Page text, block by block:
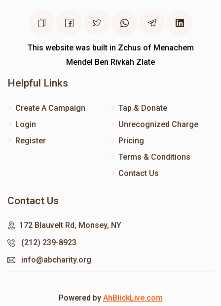
This website was built in Zchus of Menachem
Mendel Ben Rivkah Zlate
Helpful Links
Create A Campaign
Login
Register
Tap & Donate
Unrecognized Charge
Pricing
Terms & Conditions
Contact Us
Contact Us
172 Blauvelt Rd, Monsey, NY
(212) 239-8923
info@abcharity.org
Powered by AhBlickLive.com